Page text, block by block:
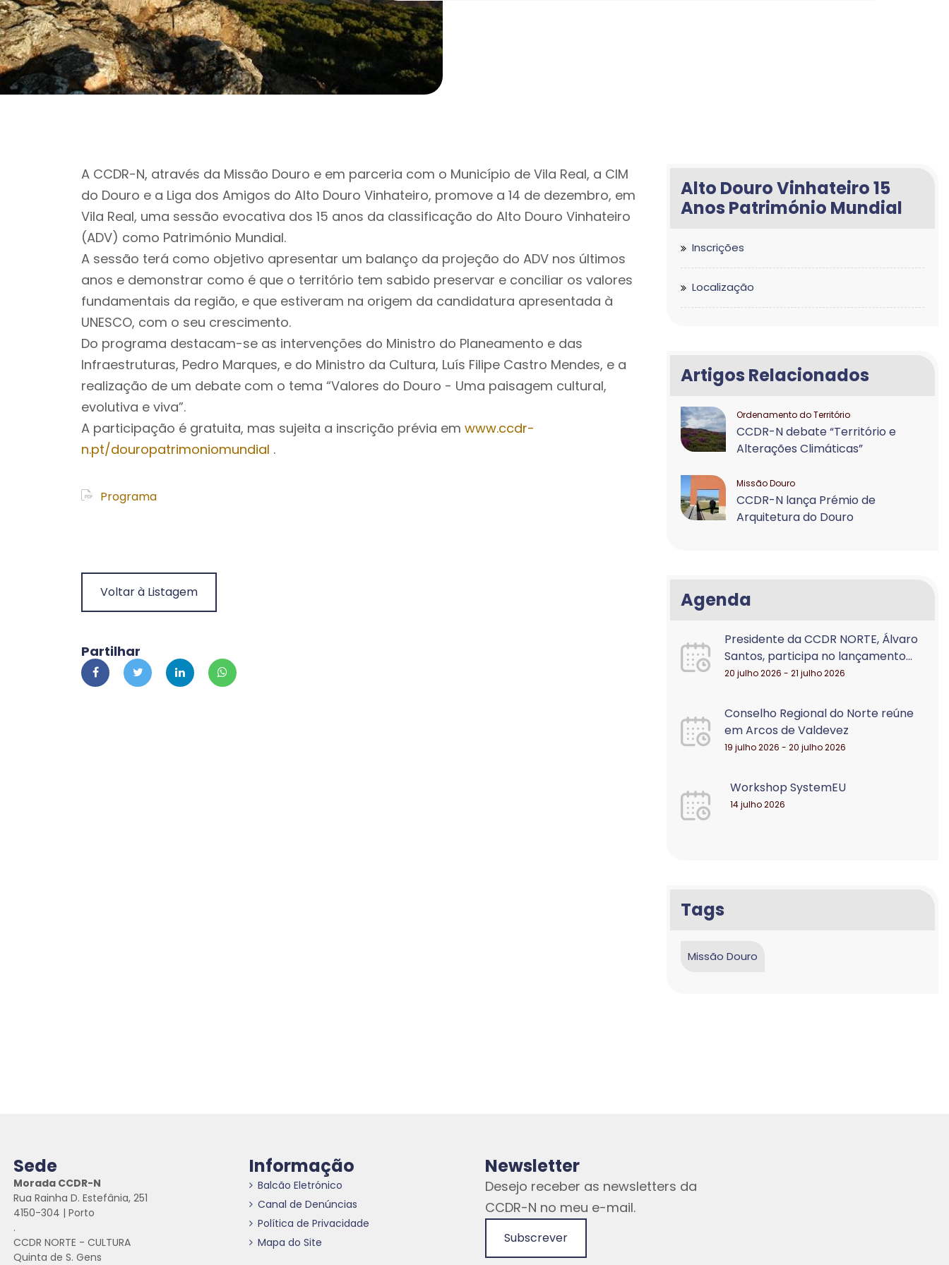
A CCDR-N, através da Missão Douro e em parceria com o Município de Vila Real, a CIM
do Douro e a Liga dos Amigos do Alto Douro Vinhateiro, promove a 14 de dezembro, em
Vila Real, uma sessão evocativa dos 15 anos da classificação do Alto Douro Vinhateiro
(ADV) como Património Mundial.
A sessão terá como objetivo apresentar um balanço da projeção do ADV nos últimos
anos e demonstrar como é que o território tem sabido preservar e conciliar os valores
fundamentais da região, e que estiveram na origem da candidatura apresentada à
UNESCO, com o seu crescimento.
Do programa destacam-se as intervenções do Ministro do Planeamento e das
Infraestruturas, Pedro Marques, e do Ministro da Cultura, Luís Filipe Castro Mendes, e a
realização de um debate com o tema “Valores do Douro - Uma paisagem cultural,
evolutiva e viva”.
A participação é gratuita, mas sujeita a inscrição prévia em www.ccdr-
n.pt/douropatrimoniomundial .
Programa
Voltar à Listagem
Partilhar
Alto Douro Vinhateiro 15
Anos Património Mundial
Inscrições
Localização
Artigos Relacionados
Ordenamento do Território
CCDR-N debate “Território e
Alterações Climáticas”
Missão Douro
CCDR-N lança Prémio de
Arquitetura do Douro
Agenda
Presidente da CCDR NORTE, Álvaro
Santos, participa no lançamento...
20 julho 2026 - 21 julho 2026
Conselho Regional do Norte reúne
em Arcos de Valdevez
19 julho 2026 - 20 julho 2026
Workshop SystemEU
14 julho 2026
Tags
Missão Douro
Sede
Morada CCDR-N
Rua Rainha D. Estefânia, 251
4150-304 | Porto
.
CCDR NORTE - CULTURA
Quinta de S. Gens
Informação
Balcão Eletrónico
Canal de Denúncias
Política de Privacidade
Mapa do Site
Newsletter
Desejo receber as newsletters da
CCDR-N no meu e-mail.
Subscrever